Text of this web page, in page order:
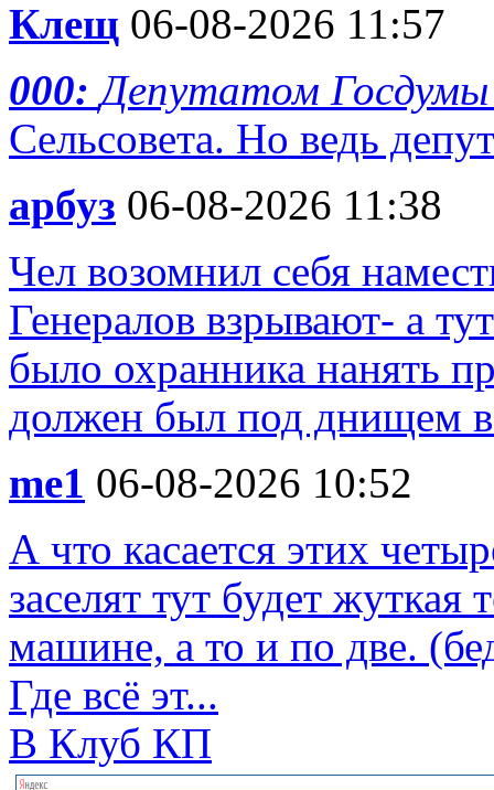
Клещ 06-08-2026 11:57
000:Депутатом
Сельсовета. Но ведь
арбуз 06-08-2026 11:38
Чел возомнил себя
Генералов взрывают- а
было охранника нанять
должен был под днищем
me1 06-08-2026 10:52
А что касается этих
заселят тут будет
машине, а то и по две.
Где всё эт...
В Клуб КП